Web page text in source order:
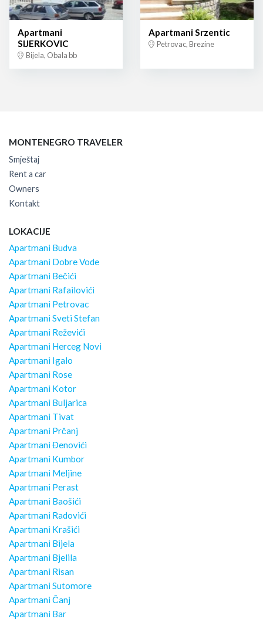
Apartmani
SIJERKOVIC
Bijela, Obala bb
Apartmani Srzentic
Petrovac, Brezine
MONTENEGRO TRAVELER
Smještaj
Rent a car
Owners
Kontakt
LOKACIJE
Apartmani Budva
Apartmani Dobre Vode
Apartmani Bečići
Apartmani Rafailovići
Apartmani Petrovac
Apartmani Sveti Stefan
Apartmani Reževići
Apartmani Herceg Novi
Apartmani Igalo
Apartmani Rose
Apartmani Kotor
Apartmani Buljarica
Apartmani Tivat
Apartmani Prčanj
Apartmani Đenovići
Apartmani Kumbor
Apartmani Meljine
Apartmani Perast
Apartmani Baošići
Apartmani Radovići
Apartmani Krašići
Apartmani Bijela
Apartmani Bjelila
Apartmani Risan
Apartmani Sutomore
Apartmani Čanj
Apartmani Bar